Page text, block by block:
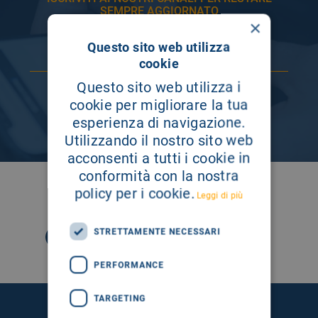
SEMPRE AGGIORNATO
SEGUICI SU
×
Questo sito web utilizza
cookie
Questo sito web utilizza i
cookie per migliorare la tua
esperienza di navigazione.
Utilizzando il nostro sito web
acconsenti a tutti i cookie in
conformità con la nostra
policy per i cookie. Leggi di più
STRETTAMENTE NECESSARI
PERFORMANCE
TARGETING